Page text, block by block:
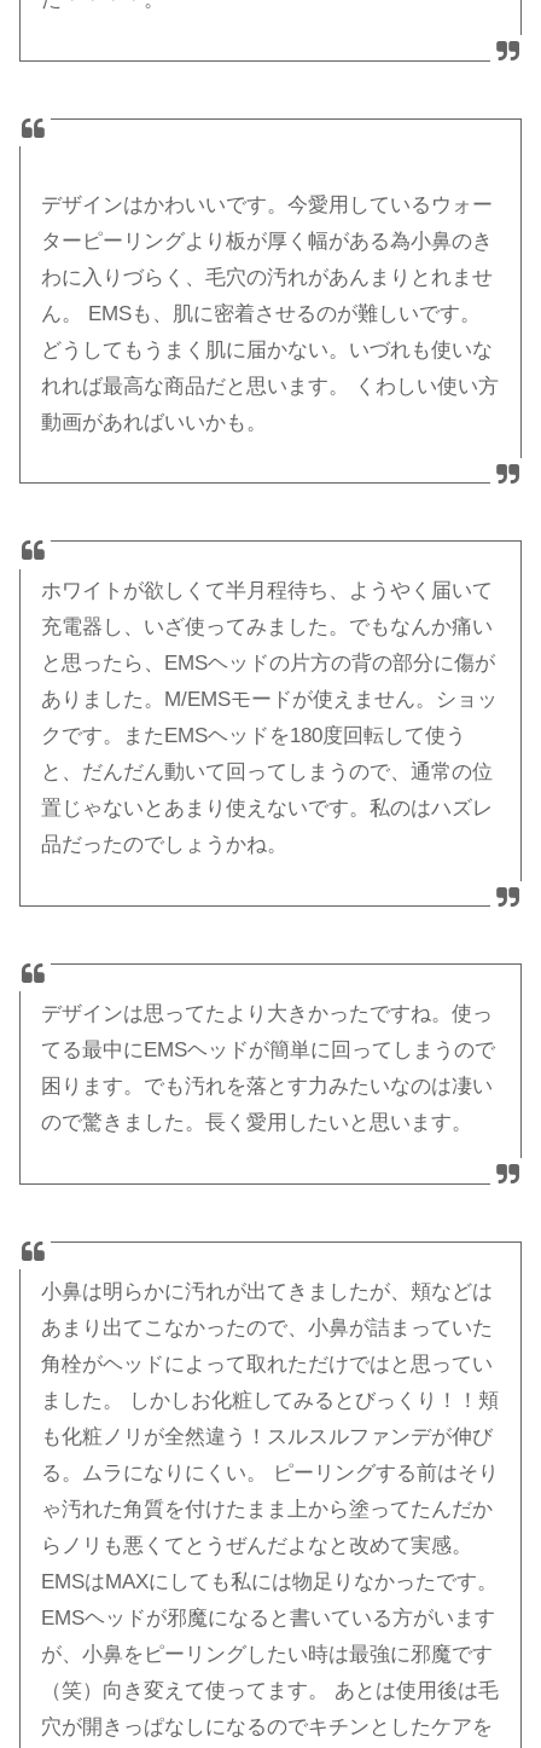
デザインはかわいいです。今愛用しているウォー
ターピーリングより板が厚く幅がある為小鼻のき
わに入りづらく、毛穴の汚れがあんまりとれませ
ん。 EMSも、肌に密着させるのが難しいです。
どうしてもうまく肌に届かない。いづれも使いな
れれば最高な商品だと思います。 くわしい使い方
動画があればいいかも。
ホワイトが欲しくて半月程待ち、ようやく届いて
充電器し、いざ使ってみました。でもなんか痛い
と思ったら、EMSヘッドの片方の背の部分に傷が
ありました。M/EMSモードが使えません。ショッ
クです。またEMSヘッドを180度回転して使う
と、だんだん動いて回ってしまうので、通常の位
置じゃないとあまり使えないです。私のはハズレ
品だったのでしょうかね。
デザインは思ってたより大きかったですね。使っ
てる最中にEMSヘッドが簡単に回ってしまうので
困ります。でも汚れを落とす力みたいなのは凄い
ので驚きました。長く愛用したいと思います。
小鼻は明らかに汚れが出てきましたが、頬などは
あまり出てこなかったので、小鼻が詰まっていた
角栓がヘッドによって取れただけではと思ってい
ました。 しかしお化粧してみるとびっくり！！頬
も化粧ノリが全然違う！スルスルファンデが伸び
る。ムラになりにくい。 ピーリングする前はそり
ゃ汚れた角質を付けたまま上から塗ってたんだか
らノリも悪くてとうぜんだよなと改めて実感。
EMSはMAXにしても私には物足りなかったです。
EMSヘッドが邪魔になると書いている方がいます
が、小鼻をピーリングしたい時は最強に邪魔です
（笑）向き変えて使ってます。 あとは使用後は毛
穴が開きっぱなしになるのでキチンとしたケアを